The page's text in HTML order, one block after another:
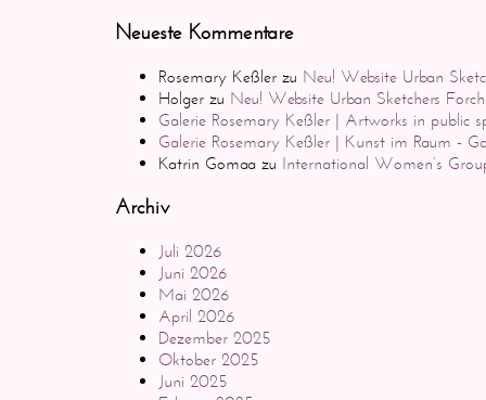
Neueste Kommentare
Rosemary Keßler zu Neu! Website Urban
Holger zu Neu! Website Urban Sketchers
Galerie Rosemary Keßler | Artworks in public
Galerie Rosemary Keßler | Kunst im Raum -
Katrin Gomaa zu International Women’s
Archiv
Juli 2026
Juni 2026
Mai 2026
April 2026
Dezember 2025
Oktober 2025
Juni 2025